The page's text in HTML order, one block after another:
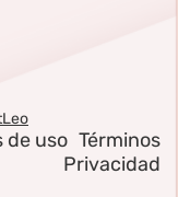
de uso Términos
Privacidad